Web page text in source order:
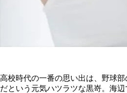
高校時代の一番の思い出は、野球
だという元気ハツラツな黒嵜。海